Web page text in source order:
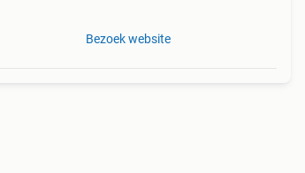
Bezoek website